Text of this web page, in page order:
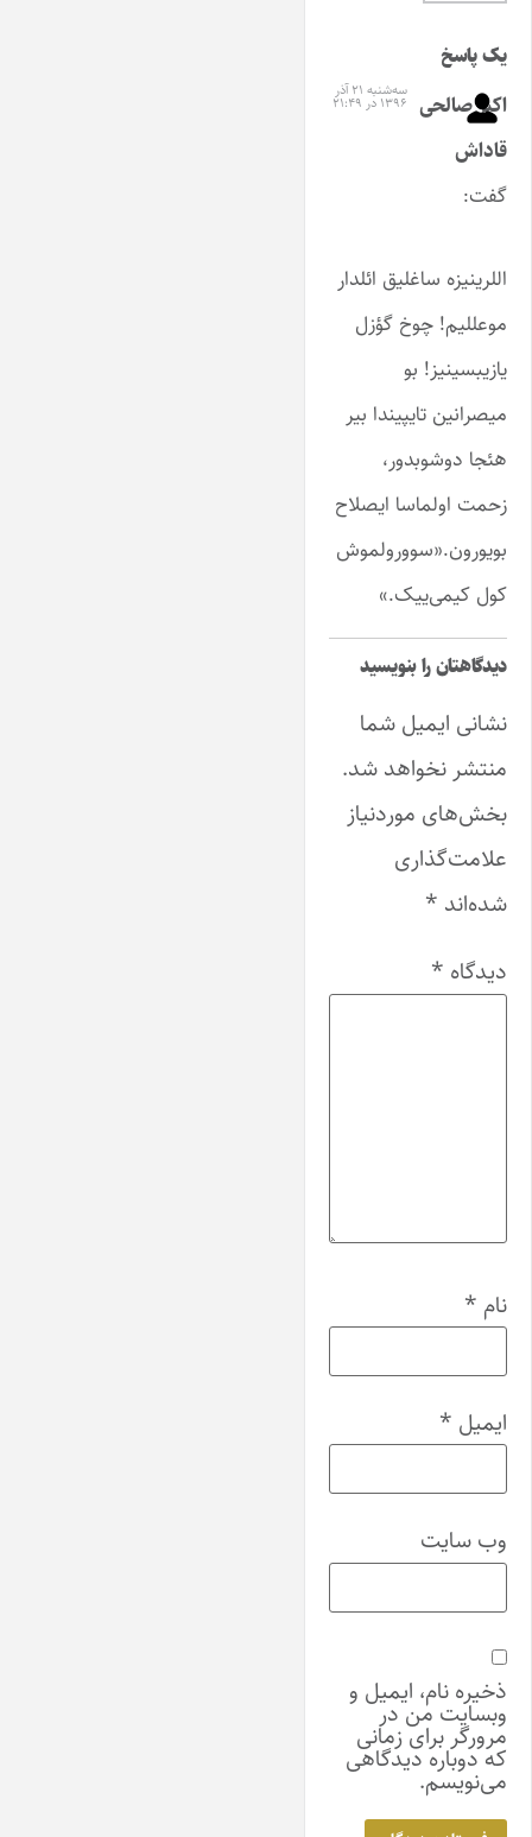
یک پاسخ
اکبر صالحی
قاداش
گفت:
سه‌شنبه ۲۱ آذر
۱۳۹۶ در ۲۱:۴۹
اللرینیزه ساغلیق ائلدار
موعللیم! چوخ گؤزل
یازیبسینیز! بو
میصرانین تایپیندا بیر
هئجا دوشوبدور،
زحمت اولماسا ایصلاح
بویورون.«سوورولموش
کول کیمی‌ییک.»
دیدگاهتان را بنویسید
نشانی ایمیل شما
منتشر نخواهد شد.
بخش‌های موردنیاز
علامت‌گذاری
شده‌اند *
دیدگاه *
نام *
ایمیل *
وب‌ سایت
ذخیره نام، ایمیل و
وبسایت من در
مرورگر برای زمانی
که دوباره دیدگاهی
می‌نویسم.